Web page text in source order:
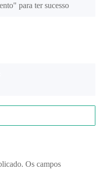
para ter sucesso
Os campos